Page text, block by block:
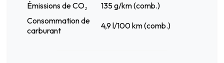
Émissions de CO₂
135 g/km (comb.)
Consommation de
carburant
4,9 l/100 km (comb.)